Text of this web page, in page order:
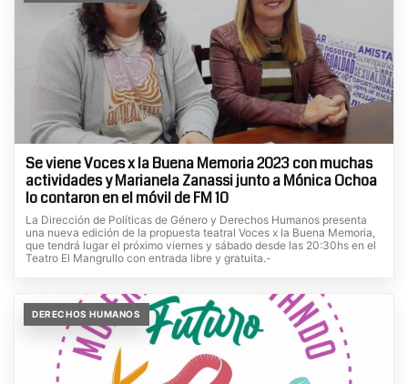
Se viene Voces x la Buena Memoria 2023 con muchas
actividades y Marianela Zanassi junto a Mónica Ochoa
lo contaron en el móvil de FM 10
La Dirección de Políticas de Género y Derechos Humanos presenta
una nueva edición de la propuesta teatral Voces x la Buena Memoria,
que tendrá lugar el próximo viernes y sábado desde las 20:30hs en el
Teatro El Mangrullo con entrada libre y gratuita.-
DERECHOS HUMANOS